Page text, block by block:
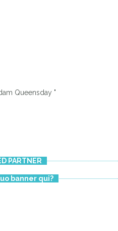
Queensday "
PARTNER
banner qui?